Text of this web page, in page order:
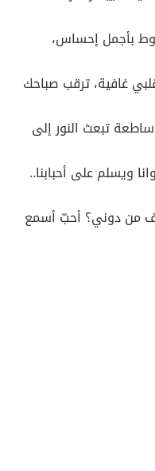
بأجمل إحساس،
غافية، ترقب صباحك
تبعث النور إلى
ويسلم على أحبابنا..
من دوني؟ أحبّ أسمع